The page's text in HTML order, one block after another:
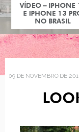
VÍDEO – IPHONE
E IPHONE 13
NO BRASIL
09 DE NOVEMBRO DE